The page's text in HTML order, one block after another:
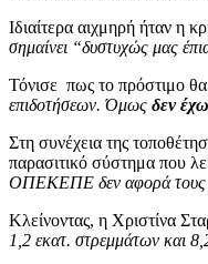
Ιδιαίτερα αιχμηρή ήταν η
σημαίνει “δυστυχώς μας
Τόνισε πως το πρόστιμο
επιδοτήσεων. Όμως δεν
Στη συνέχεια της
παρασιτικό σύστημα που
ΟΠΕΚΕΠΕ δεν αφορά τους
Κλείνοντας, η Χριστίνα
1,2 εκατ. στρεμμάτων και